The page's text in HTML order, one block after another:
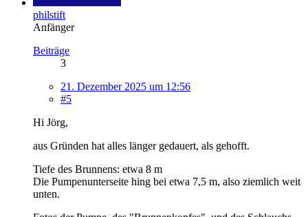
philstift
Anfänger
Beiträge
3
21. Dezember 2025 um 12:56
#5
Hi Jörg,
aus Gründen hat alles länger gedauert, als gehofft.
Tiefe des Brunnens: etwa 8 m
Die Pumpenunterseite hing bei etwa 7,5 m, also ziemlich weit
unten.